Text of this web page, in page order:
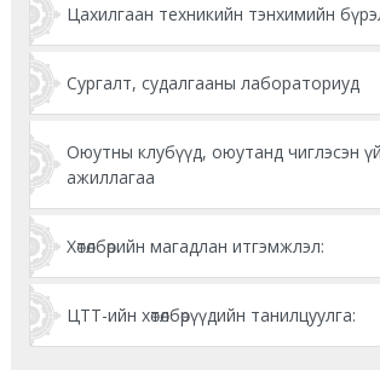
Цахилгаан техникийн тэнхимийн
Сургалт, судалгааны лабораториуд
Оюутны клубүүд, оюутанд чиглэсэн
ажиллагаа
Хөтөлбөрийн магадлан итгэмжлэл:
ЦТТ-ийн хөтөлбөрүүдийн танилцуулга: